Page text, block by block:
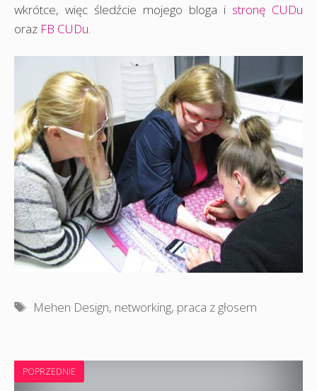
wkrótce, więc śledźcie mojego bloga i stronę CUDu
oraz FB CUDu.
Tagi
Mehen Design, networking, praca z głosem
POPRZEDNIE